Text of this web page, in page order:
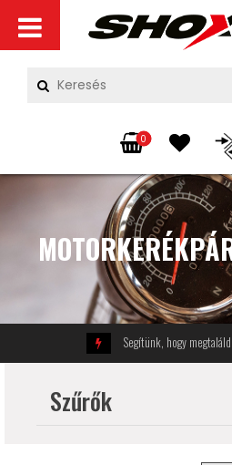
0
Segítünk, hogy
Szűrők